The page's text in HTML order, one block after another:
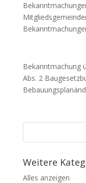
Bekanntmachung
Abs. 2
Weitere
Alles anzeigen